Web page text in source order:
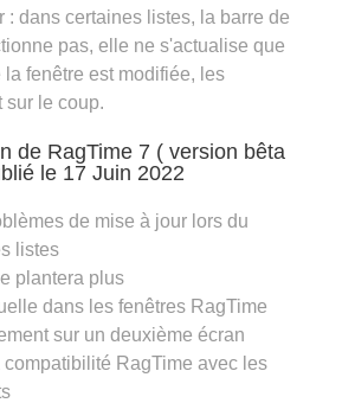
: dans certaines listes, la barre de
pas, elle ne s'actualise que
la fenêtre est modifiée, les
sur le coup.
de RagTime 7 ( version bêta
le 17 Juin 2022
de mise à jour lors du
listes
plantera plus
dans les fenêtres RagTime
sur un deuxième écran
RagTime avec les